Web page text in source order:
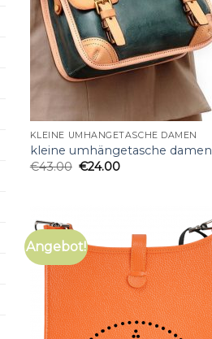
KLEINE UMHÄNGETASCHE DAMEN
kleine umhängetasche damen
€43.00 €24.00
Angebot!